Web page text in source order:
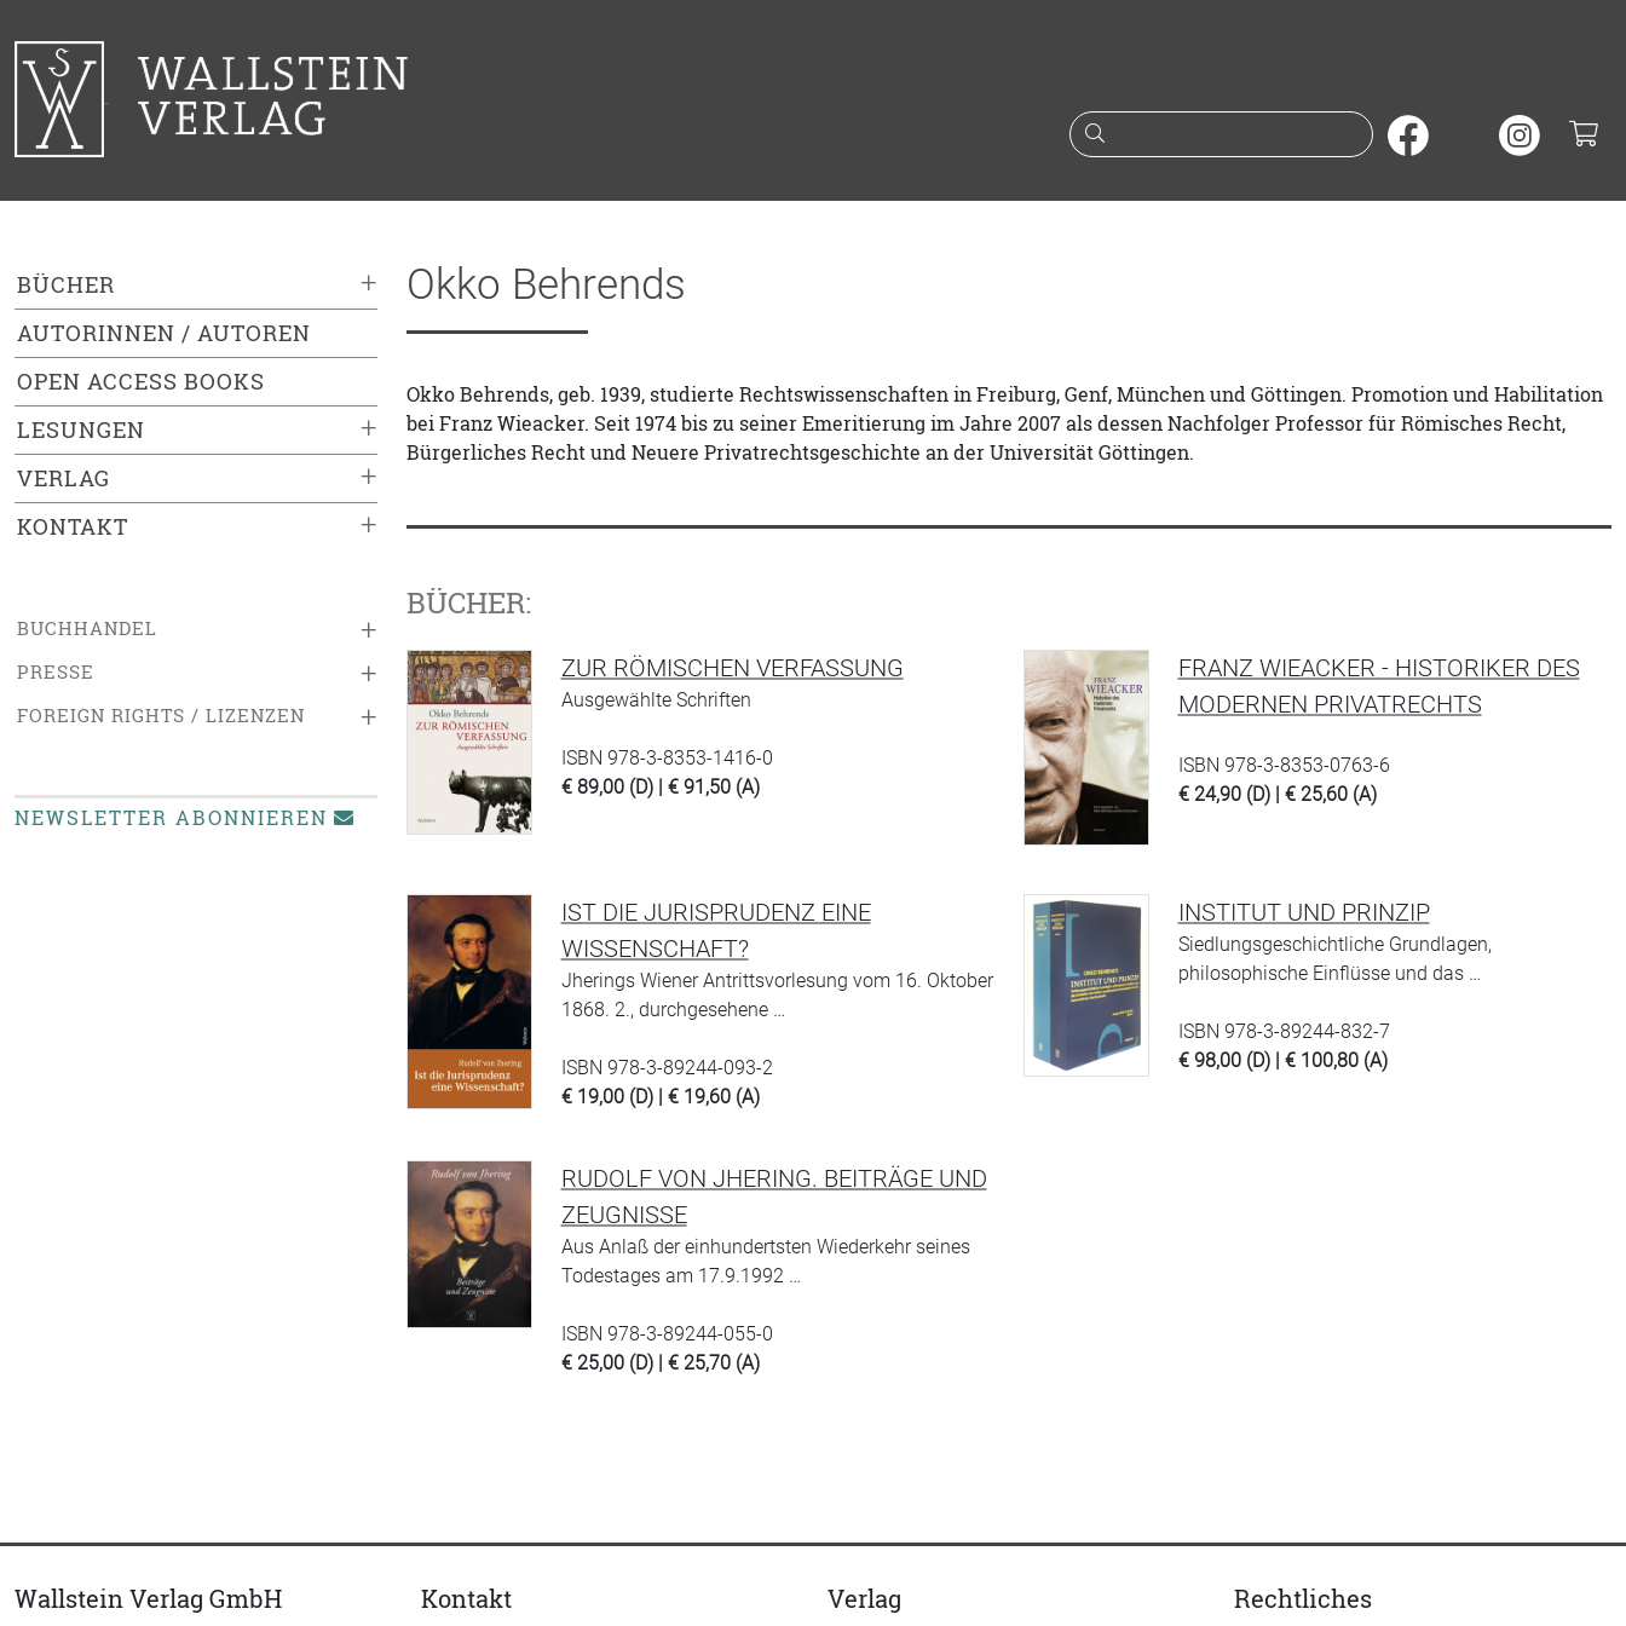
Suche nach Büchern oder
+
BÜCHER
AUTORINNEN / AUTOREN
OPEN ACCESS BOOKS
+
LESUNGEN
+
VERLAG
+
KONTAKT
+
BUCHHANDEL
+
PRESSE
+
FOREIGN RIGHTS / LIZENZEN
NEWSLETTER ABONNIEREN
Okko Behrends
Okko Behrends, geb. 1939, studierte Rechtswissenschaften in Freiburg, Genf, München und Göttingen. Promotion und Habilitation
bei Franz Wieacker. Seit 1974 bis zu seiner Emeritierung im Jahre 2007 als dessen Nachfolger Professor für Römisches Recht,
Bürgerliches Recht und Neuere Privatrechtsgeschichte an der Universität Göttingen.
BÜCHER:
ZUR RÖMISCHEN VERFASSUNG
Ausgewählte Schriften
ISBN 978-3-8353-1416-0
€ 89,00 (D) | € 91,50 (A)
FRANZ WIEACKER - HISTORIKER DES
MODERNEN PRIVATRECHTS
ISBN 978-3-8353-0763-6
€ 24,90 (D) | € 25,60 (A)
IST DIE JURISPRUDENZ EINE
WISSENSCHAFT?
Jherings Wiener Antrittsvorlesung vom 16. Oktober
1868. 2., durchgesehene …
ISBN 978-3-89244-093-2
€ 19,00 (D) | € 19,60 (A)
INSTITUT UND PRINZIP
Siedlungsgeschichtliche Grundlagen,
philosophische Einflüsse und das …
ISBN 978-3-89244-832-7
€ 98,00 (D) | € 100,80 (A)
RUDOLF VON JHERING. BEITRÄGE UND
ZEUGNISSE
Aus Anlaß der einhundertsten Wiederkehr seines
Todestages am 17.9.1992 …
ISBN 978-3-89244-055-0
€ 25,00 (D) | € 25,70 (A)
Wallstein Verlag GmbH Kontakt Verlag Rechtliches